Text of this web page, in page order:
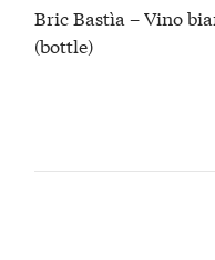
Bric Bastìa – Vino
(bottle)